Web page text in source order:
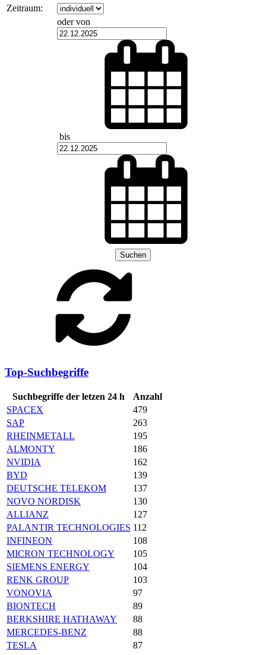
Zeitraum:
oder von
bis
Suchen
Top-Suchbegriffe
Suchbegriffe der letzen 24 h
Anzahl
SPACEX
479
SAP
263
RHEINMETALL
195
ALMONTY
186
NVIDIA
162
BYD
139
DEUTSCHE TELEKOM
137
NOVO NORDISK
130
ALLIANZ
127
PALANTIR TECHNOLOGIES 112
INFINEON
108
MICRON TECHNOLOGY
105
SIEMENS ENERGY
104
RENK GROUP
103
VONOVIA
97
BIONTECH
89
BERKSHIRE HATHAWAY
88
MERCEDES-BENZ
88
TESLA
87